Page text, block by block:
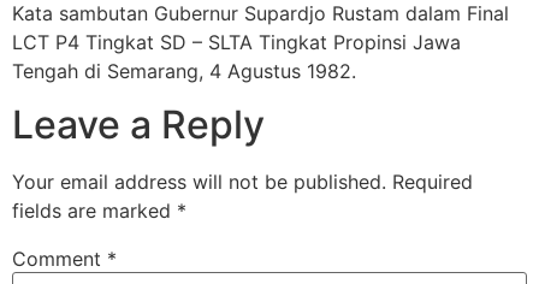
Kata sambutan Gubernur Supardjo Rustam dalam Final
LCT P4 Tingkat SD – SLTA Tingkat Propinsi Jawa
Tengah di Semarang, 4 Agustus 1982.
Leave a Reply
Your email address will not be published. Required
fields are marked *
Comment *